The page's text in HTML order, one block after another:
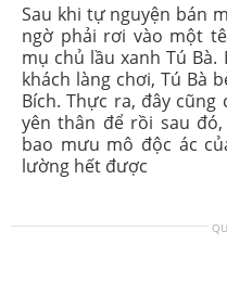
Sau khi tự nguyện bán
ngờ phải rơi vào một
mụ chủ lầu xanh Tú
khách làng chơi, Tú Bà
Bích. Thực ra, đây
yên thân để rồi sau
bao mưu mô độc ác
lường hết được